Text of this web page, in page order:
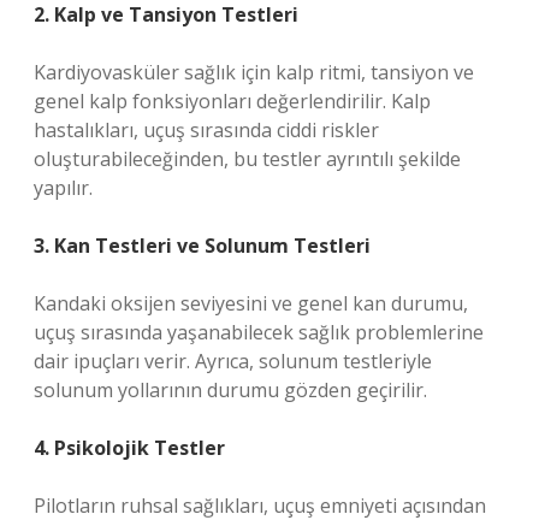
2. Kalp ve Tansiyon Testleri
Kardiyovasküler sağlık için kalp ritmi, tansiyon ve
genel kalp fonksiyonları değerlendirilir. Kalp
hastalıkları, uçuş sırasında ciddi riskler
oluşturabileceğinden, bu testler ayrıntılı şekilde
yapılır.
3. Kan Testleri ve Solunum Testleri
Kandaki oksijen seviyesini ve genel kan durumu,
uçuş sırasında yaşanabilecek sağlık problemlerine
dair ipuçları verir. Ayrıca, solunum testleriyle
solunum yollarının durumu gözden geçirilir.
4. Psikolojik Testler
Pilotların ruhsal sağlıkları, uçuş emniyeti açısından